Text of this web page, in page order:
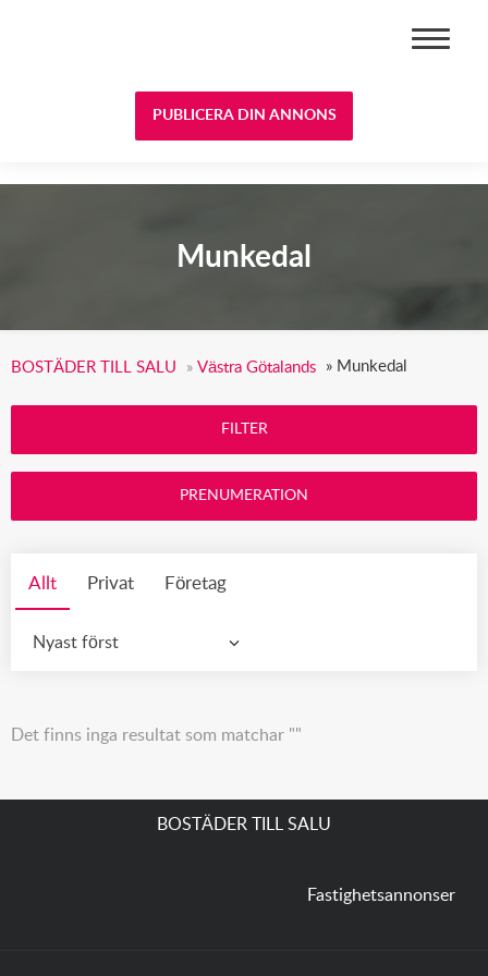
PUBLICERA DIN ANNONS
Munkedal
BOSTÄDER TILL SALU » Västra Götalands » Munkedal
FILTER
PRENUMERATION
Allt Privat Företag
Nyast först
Det finns inga resultat som matchar ""
BOSTÄDER TILL SALU
Fastighetsannonser